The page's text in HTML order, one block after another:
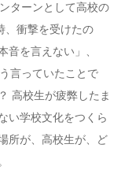
ターンとして高校の
、衝撃を受けたの
音を言えない」、
言っていたことで
高校生が疲弊したま
い学校文化をつくら
所が、高校生が、ど